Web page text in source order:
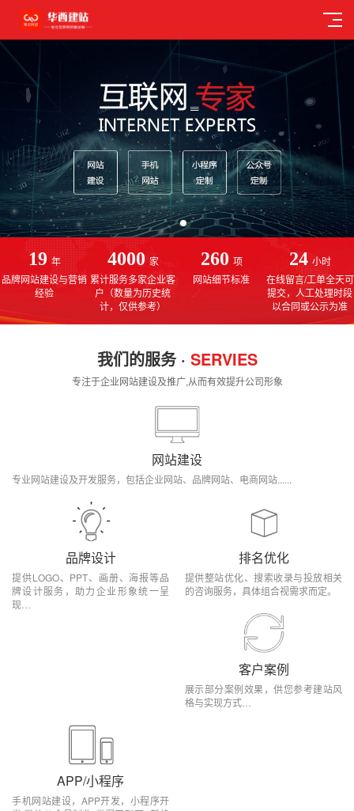
19 年
品牌网站建设与营销
经验
4000 家
累计服务多家企业客
户（数量为历史统
计，仅供参考）
260 项
网站细节标准
24 小时
在线留言/工单全天可
提交，人工处理时段
以合同或公示为准
我们的服务 · SERVIES
专注于企业网站建设及推广,从而有效提升公司形象
网站建设
专业网站建设及开发服务，包括企业网站、品牌网站、电商网站......
品牌设计
提供LOGO、PPT、画册、海报等品
牌设计服务，助力企业形象统一呈
现…
排名优化
提供整站优化、搜索收录与投放相关
的咨询服务，具体组合视需求而定。
客户案例
展示部分案例效果，供您参考建站风
格与实现方式…
APP/小程序
手机网站建设，APP开发，小程序开